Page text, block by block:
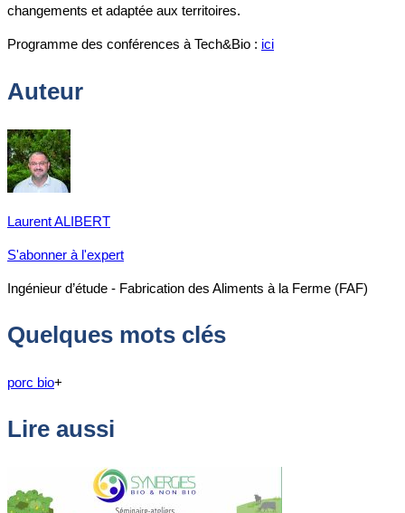
changements et adaptée aux territoires.
Programme des conférences à Tech&Bio : ici
Auteur
Laurent ALIBERT
S'abonner à l'expert
Ingénieur d’étude - Fabrication des Aliments à la Ferme (FAF)
Quelques mots clés
porc bio+
Lire aussi